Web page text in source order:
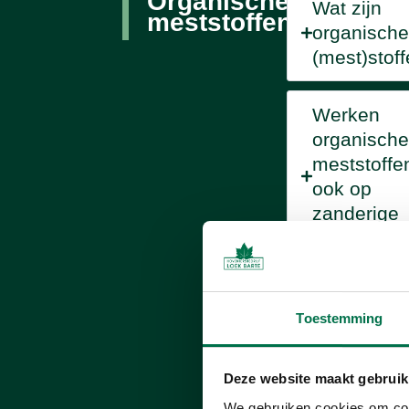
Toestemming
Deze website maakt
meststoffen
Wat zijn
organische
Werken
organische
ook op
zanderige
Kan ik
organische
gebruiken